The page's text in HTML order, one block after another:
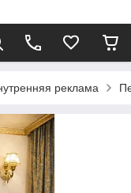
реклама